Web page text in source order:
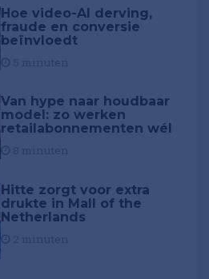
Hoe video-AI derving,
fraude en conversie
beïnvloedt
Van hype naar houdbaar
model: zo werken
retailabonnementen wél
Hitte zorgt voor extra
drukte in Mall of the
Netherlands